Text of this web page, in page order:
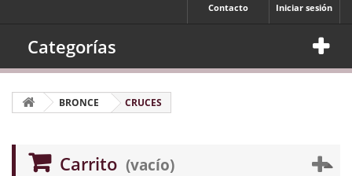
Iniciar sesión
Contacto
Categorías
BRONCE CRUCES
Carrito (vacío)